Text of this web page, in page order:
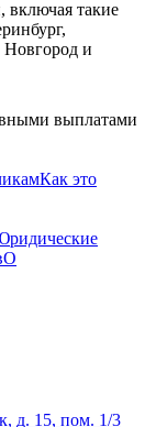
включая такие
и
выплатами
Как это
О
д. 15, пом. 1/3